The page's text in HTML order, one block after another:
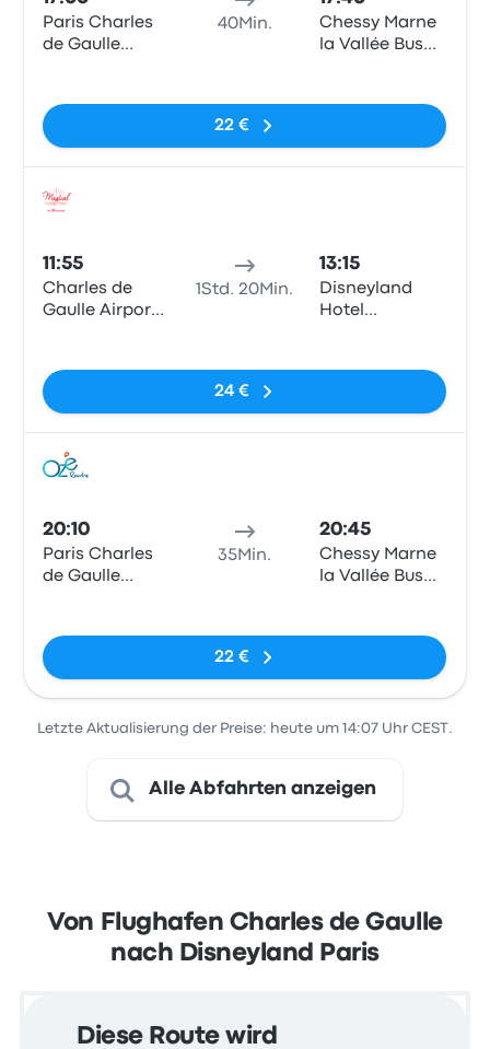
Paris Charles
de Gaulle
40Min.
Chessy Marne
la Vallée Bus
22 €
11:55
Charles de
Gaulle Airport
1Std. 20Min.
13:15
Disneyland
Hotel
24 €
20:10
Paris Charles
de Gaulle
35Min.
20:45
Chessy Marne
la Vallée Bus
22 €
Letzte Aktualisierung der Preise: heute um 14:07 Uhr CEST.
Alle Abfahrten anzeigen
Von Flughafen Charles de Gaulle
nach Disneyland Paris
Diese Route wird